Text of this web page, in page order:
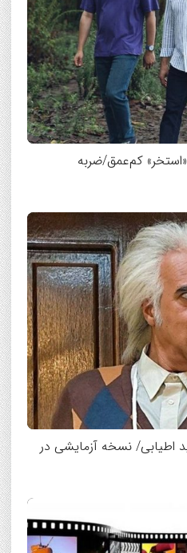
«استخر» کم‌عمق/ضربه
اطیابی/ نسخه آزمایشی در